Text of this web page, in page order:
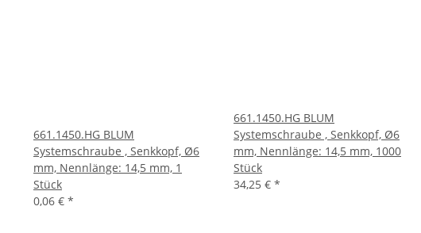
661.1450.HG BLUM
Systemschraube , Senkkopf, Ø6
mm, Nennlänge: 14,5 mm, 1
Stück
0,06 € *
661.1450.HG BLUM
Systemschraube , Senkkopf, Ø6
mm, Nennlänge: 14,5 mm, 1000
Stück
34,25 € *